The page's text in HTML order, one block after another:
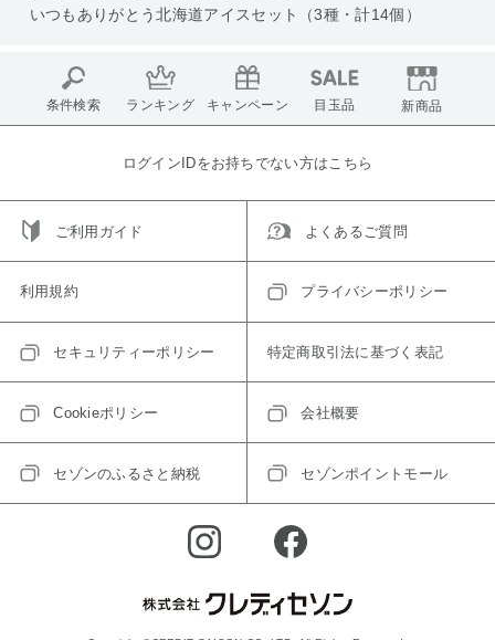
いつもありがとう北海道アイスセット（3種・計14個）
条件検索 ランキング キャンペーン 目玉品 新商品
ログインIDをお持ちでない方はこちら
ご利用ガイド よくあるご質問
利用規約 プライバシーポリシー
セキュリティーポリシー 特定商取引法に基づく表記
Cookieポリシー 会社概要
セゾンのふるさと納税 セゾンポイントモール